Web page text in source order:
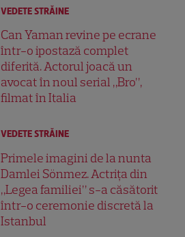
VEDETE STRĂINE
Can Yaman revine pe ecrane
într-o ipostază complet
diferită. Actorul joacă un
avocat în noul serial „Bro”,
filmat în Italia
VEDETE STRĂINE
Primele imagini de la nunta
Damlei Sönmez. Actrița din
„Legea familiei” s-a căsătorit
într-o ceremonie discretă la
Istanbul